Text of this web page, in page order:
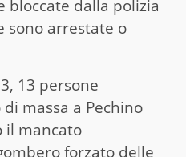
dalla polizia
sono arrestate o
13 persone
massa a Pechino
il mancato
forzato delle